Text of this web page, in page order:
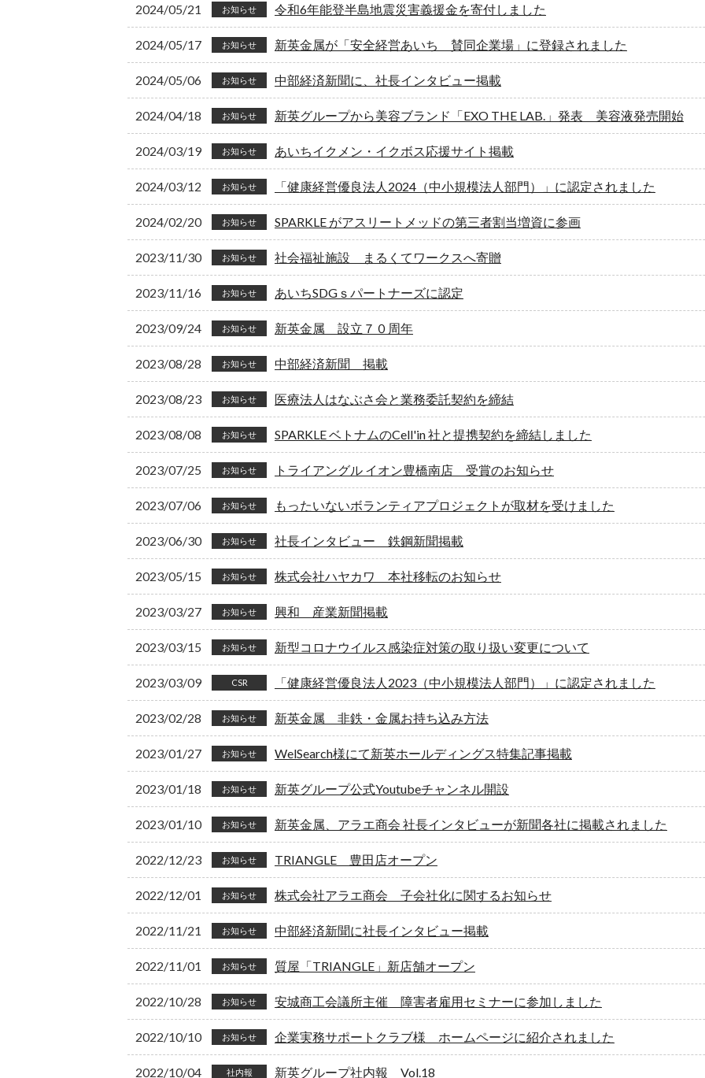
2024/05/21 お知らせ 令和6年能登半島地震災害義援金を寄付しました
2024/05/17 お知らせ 新英金属が「安全経営あいち 賛同企業場」に登録されました
2024/05/06 お知らせ 中部経済新聞に、社長インタビュー掲載
2024/04/18 お知らせ 新英グループから美容ブランド「EXO THE LAB.」発表 美容液発売開始
2024/03/19 お知らせ あいちイクメン・イクボス応援サイト掲載
2024/03/12 お知らせ 「健康経営優良法人2024（中小規模法人部門）」に認定されました
2024/02/20 お知らせ SPARKLE がアスリートメッドの第三者割当増資に参画
2023/11/30 お知らせ 社会福祉施設 まるくてワークスへ寄贈
2023/11/16 お知らせ あいちSDGｓパートナーズに認定
2023/09/24 お知らせ 新英金属 設立７０周年
2023/08/28 お知らせ 中部経済新聞 掲載
2023/08/23 お知らせ 医療法人はなぶさ会と業務委託契約を締結
2023/08/08 お知らせ SPARKLE ベトナムのCell'in 社と提携契約を締結しました
2023/07/25 お知らせ トライアングル イオン豊橋南店 受賞のお知らせ
2023/07/06 お知らせ もったいないボランティアプロジェクトが取材を受けました
2023/06/30 お知らせ 社長インタビュー 鉄鋼新聞掲載
2023/05/15 お知らせ 株式会社ハヤカワ 本社移転のお知らせ
2023/03/27 お知らせ 興和 産業新聞掲載
2023/03/15 お知らせ 新型コロナウイルス感染症対策の取り扱い変更について
2023/03/09 CSR 「健康経営優良法人2023（中小規模法人部門）」に認定されました
2023/02/28 お知らせ 新英金属 非鉄・金属お持ち込み方法
2023/01/27 お知らせ WelSearch様にて新英ホールディングス特集記事掲載
2023/01/18 お知らせ 新英グループ公式Youtubeチャンネル開設
2023/01/10 お知らせ 新英金属、アラエ商会 社長インタビューが新聞各社に掲載されました
2022/12/23 お知らせ TRIANGLE 豊田店オープン
2022/12/01 お知らせ 株式会社アラエ商会 子会社化に関するお知らせ
2022/11/21 お知らせ 中部経済新聞に社長インタビュー掲載
2022/11/01 お知らせ 質屋「TRIANGLE」新店舗オープン
2022/10/28 お知らせ 安城商工会議所主催 障害者雇用セミナーに参加しました
2022/10/10 お知らせ 企業実務サポートクラブ様 ホームページに紹介されました
2022/10/04 社内報 新英グループ社内報 Vol.18